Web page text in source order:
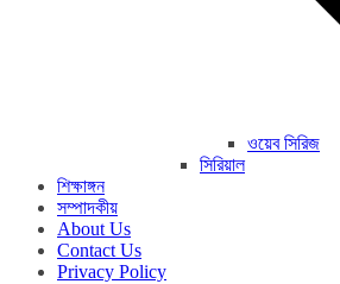
ওয়েব সিরিজ
সিরিয়াল
শিক্ষাঙ্গন
সম্পাদকীয়
About Us
Contact Us
Privacy Policy